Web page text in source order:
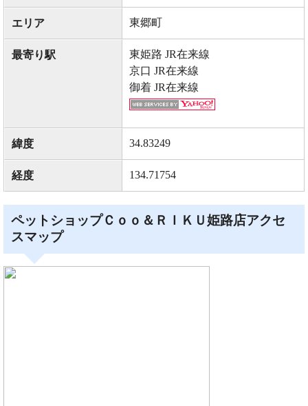
エリア 東郷町
最寄り駅
東姫路 JR在来線
京口 JR在来線
御着 JR在来線
緯度 34.83249
経度 134.71754
ペットショップＣｏｏ＆ＲＩＫＵ姫路店アクセ
スマップ